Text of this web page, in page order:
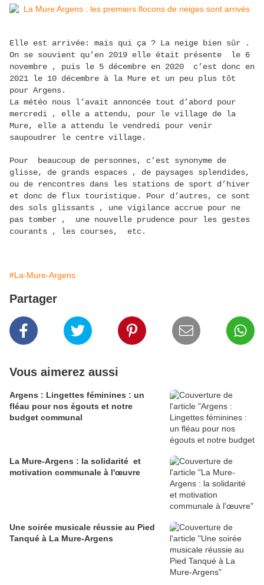
Elle est arrivée: mais qui ça ? La neige bien sûr .
On se souvient qu’en 2019 elle était présente le 6
novembre , puis le 5 décembre en 2020 c’est donc en
2021 le 10 décembre à la Mure et un peu plus tôt
pour Argens.
La météo nous l’avait annoncée tout d’abord pour
mercredi , elle a attendu, pour le village de la
Mure, elle a attendu le vendredi pour venir
saupoudrer le centre village.
Pour beaucoup de personnes, c’est synonyme de
glisse, de grands espaces , de paysages splendides,
ou de rencontres dans les stations de sport d’hiver
et donc de flux touristique. Pour d’autres, ce sont
des sols glissants , une vigilance accrue pour ne
pas tomber , une nouvelle prudence pour les gestes
courants , les courses, etc.
#La-Mure-Argens
Partager
Vous aimerez aussi
Argens : Lingettes féminines : un
fléau pour nos égouts et notre
budget communal
La Mure-Argens : la solidarité et
motivation communale à l'œuvre
Une soirée musicale réussie au Pied
Tanqué à La Mure-Argens